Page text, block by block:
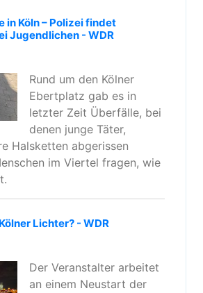
in Köln – Polizei findet
Jugendlichen - WDR
Rund um den Kölner
Ebertplatz gab es in
letzter Zeit Überfälle, bei
denen junge Täter,
Halsketten abgerissen
im Viertel fragen, wie
Lichter? - WDR
Der Veranstalter arbeitet
an einem Neustart der